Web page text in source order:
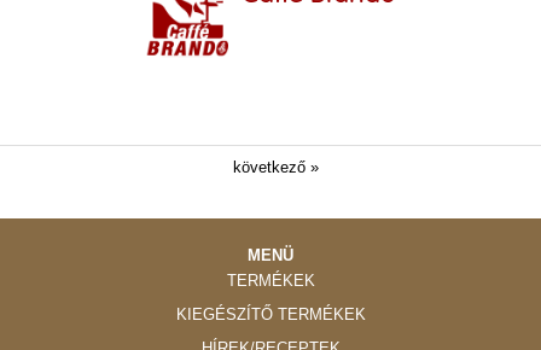
következő »
MENÜ
TERMÉKEK
KIEGÉSZÍTŐ TERMÉKEK